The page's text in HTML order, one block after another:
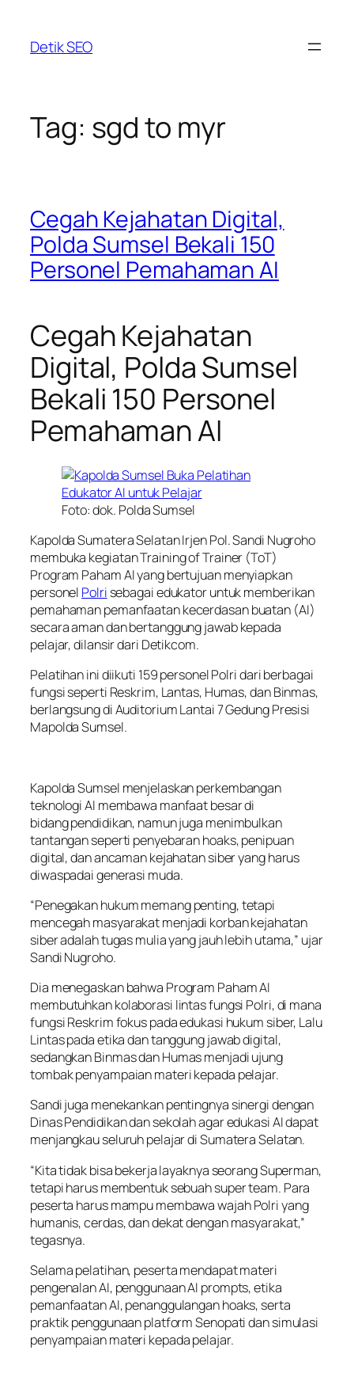
content
Detik SEO
Tag: sgd to myr
Cegah Kejahatan Digital,
Polda Sumsel Bekali 150
Personel Pemahaman AI
Cegah Kejahatan
Digital, Polda Sumsel
Bekali 150 Personel
Pemahaman AI
Foto: dok. Polda Sumsel
Kapolda Sumatera Selatan Irjen Pol. Sandi Nugroho
membuka kegiatan Training of Trainer (ToT)
Program Paham AI yang bertujuan menyiapkan
personel Polri sebagai edukator untuk memberikan
pemahaman pemanfaatan kecerdasan buatan (AI)
secara aman dan bertanggung jawab kepada
pelajar, dilansir dari Detikcom.
Pelatihan ini diikuti 159 personel Polri dari berbagai
fungsi seperti Reskrim, Lantas, Humas, dan Binmas,
berlangsung di Auditorium Lantai 7 Gedung Presisi
Mapolda Sumsel.
Kapolda Sumsel menjelaskan perkembangan
teknologi AI membawa manfaat besar di
bidang pendidikan, namun juga menimbulkan
tantangan seperti penyebaran hoaks, penipuan
digital, dan ancaman kejahatan siber yang harus
diwaspadai generasi muda.
“Penegakan hukum memang penting, tetapi
mencegah masyarakat menjadi korban kejahatan
siber adalah tugas mulia yang jauh lebih utama,” ujar
Sandi Nugroho.
Dia menegaskan bahwa Program Paham AI
membutuhkan kolaborasi lintas fungsi Polri, di mana
fungsi Reskrim fokus pada edukasi hukum siber, Lalu
Lintas pada etika dan tanggung jawab digital,
sedangkan Binmas dan Humas menjadi ujung
tombak penyampaian materi kepada pelajar.
Sandi juga menekankan pentingnya sinergi dengan
Dinas Pendidikan dan sekolah agar edukasi AI dapat
menjangkau seluruh pelajar di Sumatera Selatan.
“Kita tidak bisa bekerja layaknya seorang Superman,
tetapi harus membentuk sebuah super team. Para
peserta harus mampu membawa wajah Polri yang
humanis, cerdas, dan dekat dengan masyarakat,”
tegasnya.
Selama pelatihan, peserta mendapat materi
pengenalan AI, penggunaan AI prompts, etika
pemanfaatan AI, penanggulangan hoaks, serta
praktik penggunaan platform Senopati dan simulasi
penyampaian materi kepada pelajar.